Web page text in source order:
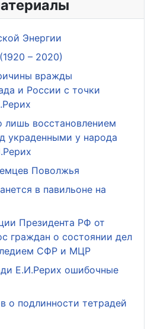
Энергии
– 2020)
вражды
и России с точки
восстановлением
украденными у народа
Поволжья
в павильоне на
Президента РФ от
граждан о состоянии дел
СФР и МЦР
Е.И.Рерих ошибочные
о подлинности тетрадей